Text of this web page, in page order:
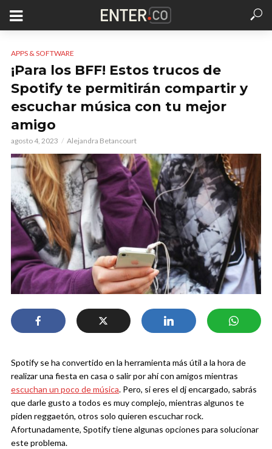
APPS & SOFTWARE
¡Para los BFF! Estos trucos de
Spotify te permitirán compartir y
escuchar música con tu mejor
amigo
agosto 4, 2023 Alejandra Betancourt
Spotify se ha convertido en la herramienta más útil a la hora de
realizar una fiesta en casa o salir por ahí con amigos mientras
escuchan un poco de música. Pero, si eres el dj encargado, sabrás
que darle gusto a todos es muy complejo, mientras algunos te
piden reggaetón, otros solo quieren escuchar rock.
Afortunadamente, Spotify tiene algunas opciones para solucionar
este problema.